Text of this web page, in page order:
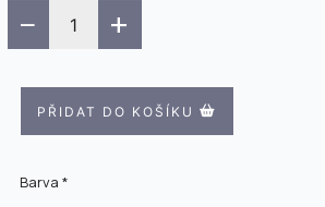
−
+
PŘIDAT DO KOŠÍKU
Barva *